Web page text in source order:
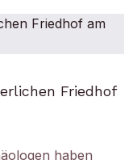
Friedhof
haben